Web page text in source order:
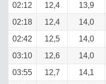
02:12
12,4 13,9
02:18
12,4 14,0
02:42
12,5 14,0
03:10
12,6 14,0
03:55
12,7 14,1
POMOCNÍK
VÝBĚREM
STANOVENÍ
CUKERNATOSTI